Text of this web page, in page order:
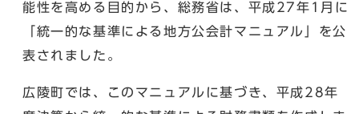
能性を高める目的から、総務省は、平成27年1月に
「統一的な基準による地方公会計マニュアル」を公
表されました。
広陵町では、このマニュアルに基づき、平成28年